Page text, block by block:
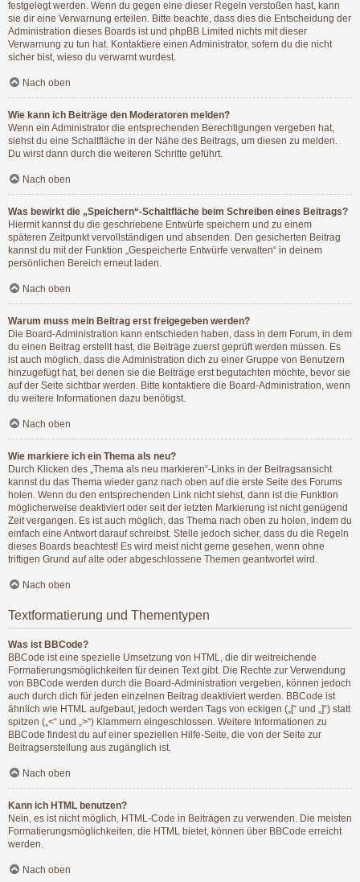
festgelegt werden. Wenn du gegen eine dieser Regeln verstoßen hast, kann
sie dir eine Verwarnung erteilen. Bitte beachte, dass dies die Entscheidung der
Administration dieses Boards ist und phpBB Limited nichts mit dieser
Verwarnung zu tun hat. Kontaktiere einen Administrator, sofern du die nicht
sicher bist, wieso du verwarnt wurdest.
Nach oben
Wie kann ich Beiträge den Moderatoren melden?
Wenn ein Administrator die entsprechenden Berechtigungen vergeben hat,
siehst du eine Schaltfläche in der Nähe des Beitrags, um diesen zu melden.
Du wirst dann durch die weiteren Schritte geführt.
Nach oben
Was bewirkt die „Speichern“-Schaltfläche beim Schreiben eines Beitrags?
Hiermit kannst du die geschriebene Entwürfe speichern und zu einem
späteren Zeitpunkt vervollständigen und absenden. Den gesicherten Beitrag
kannst du mit der Funktion „Gespeicherte Entwürfe verwalten“ in deinem
persönlichen Bereich erneut laden.
Nach oben
Warum muss mein Beitrag erst freigegeben werden?
Die Board-Administration kann entschieden haben, dass in dem Forum, in dem
du einen Beitrag erstellt hast, die Beiträge zuerst geprüft werden müssen. Es
ist auch möglich, dass die Administration dich zu einer Gruppe von Benutzern
hinzugefügt hat, bei denen sie die Beiträge erst begutachten möchte, bevor sie
auf der Seite sichtbar werden. Bitte kontaktiere die Board-Administration, wenn
du weitere Informationen dazu benötigst.
Nach oben
Wie markiere ich ein Thema als neu?
Durch Klicken des „Thema als neu markieren“-Links in der Beitragsansicht
kannst du das Thema wieder ganz nach oben auf die erste Seite des Forums
holen. Wenn du den entsprechenden Link nicht siehst, dann ist die Funktion
möglicherweise deaktiviert oder seit der letzten Markierung ist nicht genügend
Zeit vergangen. Es ist auch möglich, das Thema nach oben zu holen, indem du
einfach eine Antwort darauf schreibst. Stelle jedoch sicher, dass du die Regeln
dieses Boards beachtest! Es wird meist nicht gerne gesehen, wenn ohne
triftigen Grund auf alte oder abgeschlossene Themen geantwortet wird.
Nach oben
Textformatierung und Thementypen
Was ist BBCode?
BBCode ist eine spezielle Umsetzung von HTML, die dir weitreichende
Formatierungsmöglichkeiten für deinen Text gibt. Die Rechte zur Verwendung
von BBCode werden durch die Board-Administration vergeben, können jedoch
auch durch dich für jeden einzelnen Beitrag deaktiviert werden. BBCode ist
ähnlich wie HTML aufgebaut, jedoch werden Tags von eckigen („[“ und „]“) statt
spitzen („<“ und „>“) Klammern eingeschlossen. Weitere Informationen zu
BBCode findest du auf einer speziellen Hilfe-Seite, die von der Seite zur
Beitragserstellung aus zugänglich ist.
Nach oben
Kann ich HTML benutzen?
Nein, es ist nicht möglich, HTML-Code in Beiträgen zu verwenden. Die meisten
Formatierungsmöglichkeiten, die HTML bietet, können über BBCode erreicht
werden.
Nach oben